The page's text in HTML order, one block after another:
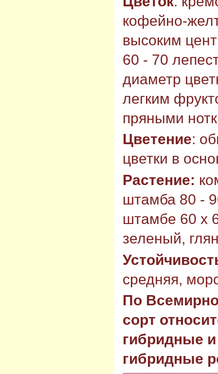
кофейно-
высоким
60 - 70
диаметр
легким
пряными
Цветение:
цветки в
Растение:
штамба 80 -
штамбе 60 х
зеленый,
средняя,
По
сорт
гибридные
гибридные